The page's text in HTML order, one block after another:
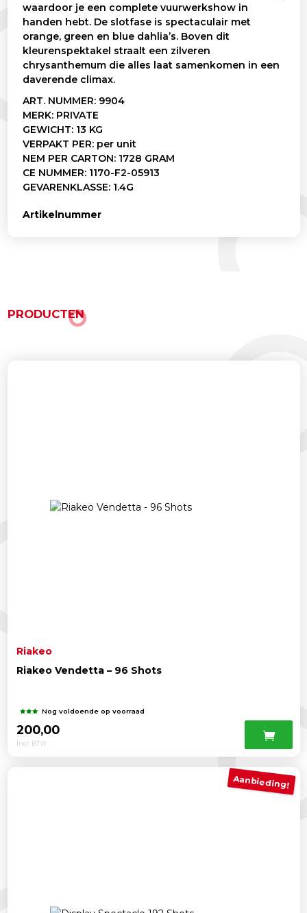
waardoor je een complete vuurwerkshow in
handen hebt. De slotfase is spectaculair met
orange, green en blue dahlia’s. Boven dit
kleurenspektakel straalt een zilveren
chrysanthemum die alles laat samenkomen in een
daverende climax.
ART. NUMMER: 9904
MERK: PRIVATE
GEWICHT: 13 KG
VERPAKT PER: per unit
NEM PER CARTON: 1728 GRAM
CE NUMMER: 1170-F2-05913
GEVARENKLASSE: 1.4G
Artikelnummer
PRODUCTEN
Gerelateerde producten
Riakeo
Riakeo Vendetta – 96 Shots
Nog voldoende op voorraad
200,00
Incl. BTW
Aanbieding!